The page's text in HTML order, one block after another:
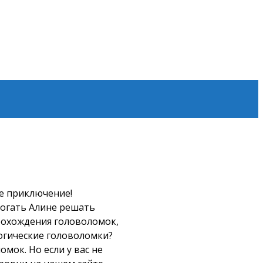
приключение!
Алине решать
головоломок,
головоломки?
Но если у вас не